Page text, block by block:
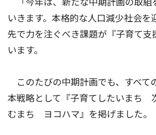
いきます。本格的な人口減少社会を
先で力を注ぐべき課題が『子育て支
います。
このたびの中期計画でも、すべて
本戦略として『子育てしたいまち
むまち ヨコハマ』を掲げました。